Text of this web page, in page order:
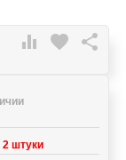
 favorite 
штуки